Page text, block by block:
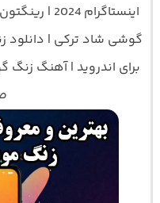
گوشی شاد ترکی | دانلود
برای اندروید | آهنگ